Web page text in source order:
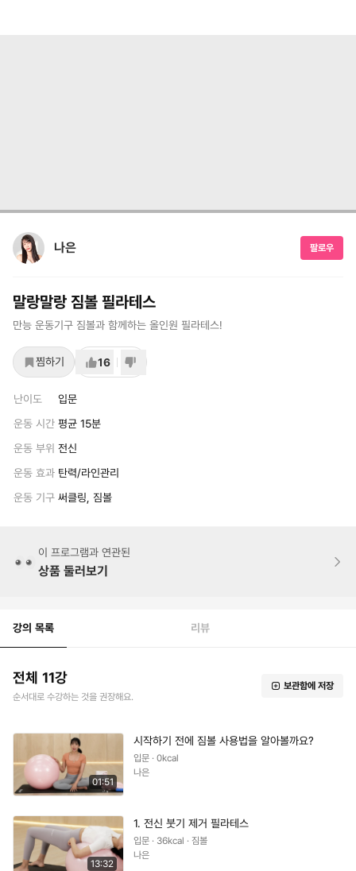
나은 팔로우
말랑말랑 짐볼 필라테스
만능 운동기구 짐볼과 함께하는 올인원 필라테스!
찜하기 16
난이도
입문
운동 시간 평균 15분
운동 부위 전신
운동 효과 탄력/라인관리
운동 기구 써클링, 짐볼
이 프로그램과 연관된
상품 둘러보기
강의 목록 리뷰
전체 11강
순서대로 수강하는 것을 권장해요.
보관함에 저장
01:51
시작하기 전에 짐볼 사용법을 알아볼까요?
입문 · 0kcal
나은
13:32
1. 전신 붓기 제거 필라테스
입문 · 36kcal · 짐볼
나은